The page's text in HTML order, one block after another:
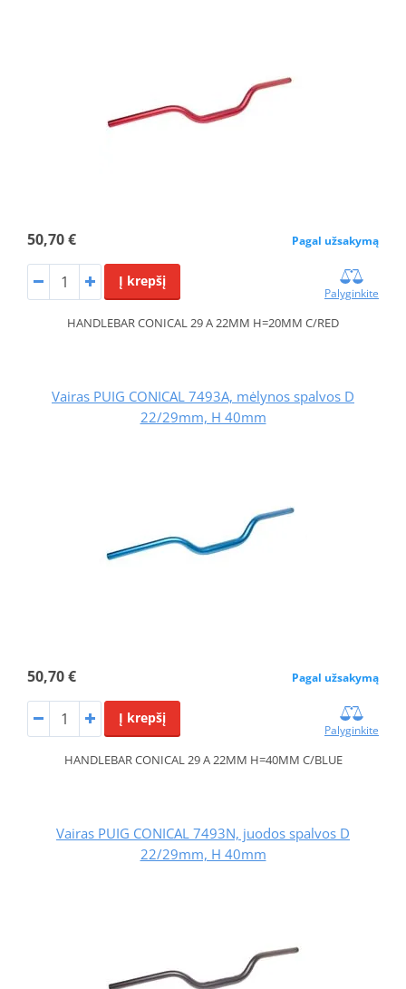
50,70 € Pagal užsakymą
Į krepšį
Palyginkite
HANDLEBAR CONICAL 29 A 22MM H=20MM C/RED
Vairas PUIG CONICAL 7493A, mėlynos spalvos D
22/29mm, H 40mm
50,70 € Pagal užsakymą
Į krepšį
Palyginkite
HANDLEBAR CONICAL 29 A 22MM H=40MM C/BLUE
Vairas PUIG CONICAL 7493N, juodos spalvos D
22/29mm, H 40mm